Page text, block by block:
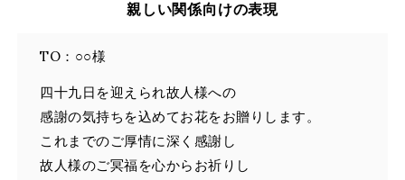
親しい関係向けの表現
TO：○○様
四十九日を迎えられ故人様への
感謝の気持ちを込めてお花をお贈りします。
これまでのご厚情に深く感謝し
故人様のご冥福を心からお祈りし